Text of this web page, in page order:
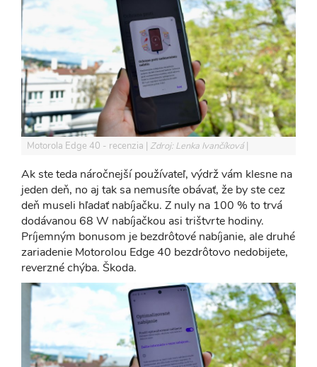
Motorola Edge 40 - recenzia Zdroj: Lenka Ivančíková
Ak ste teda náročnejší používateľ, výdrž vám klesne na
jeden deň, no aj tak sa nemusíte obávať, že by ste cez
deň museli hľadať nabíjačku. Z nuly na 100 % to trvá
dodávanou 68 W nabíjačkou asi trištvrte hodiny.
Príjemným bonusom je bezdrôtové nabíjanie, ale druhé
zariadenie Motorolou Edge 40 bezdrôtovo nedobijete,
reverzné chýba. Škoda.